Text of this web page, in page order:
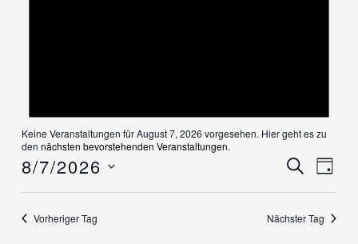
Keine Veranstaltungen für August 7, 2026 vorgesehen. Hier geht es zu
den nächsten bevorstehenden Veranstaltungen.
Suche
und
SUCHE
TAG
8/7/2026
Vorheriger Tag Nächster Tag